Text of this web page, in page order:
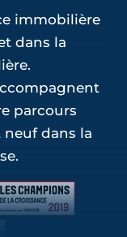
immobilière
dans la
parcours
dans la